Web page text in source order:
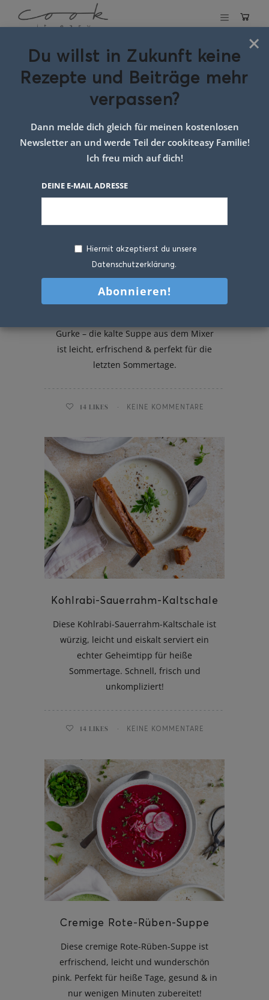
Schlagwort:
resteküche
Gelbe Gazpacho
Gurke – die kalte Suppe aus dem Mixer
ist leicht, erfrischend & perfekt für die
letzten Sommertage.
14 LIKES KEINE KOMMENTARE
Kohlrabi-Sauerrahm-Kaltschale
Diese Kohlrabi-Sauerrahm-Kaltschale ist
würzig, leicht und eiskalt serviert ein
echter Geheimtipp für heiße
Sommertage. Schnell, frisch und
unkompliziert!
14 LIKES KEINE KOMMENTARE
Cremige Rote-Rüben-Suppe
Diese cremige Rote-Rüben-Suppe ist
erfrischend, leicht und wunderschön
pink. Perfekt für heiße Tage, gesund & in
nur wenigen Minuten zubereitet!
×
Du willst in Zukunft keine
Rezepte und Beiträge mehr
verpassen?
Dann melde dich gleich für meinen kostenlosen
Newsletter an und werde Teil der cookiteasy Familie!
Ich freu mich auf dich!
DEINE E-MAIL ADRESSE
Hiermit akzeptierst du unsere
Datenschutzerklärung.